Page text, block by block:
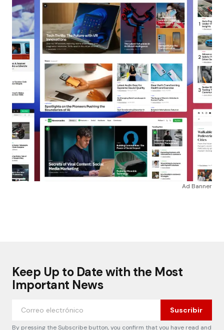
Ad Banner
Keep Up to Date with the Most
Important News
Suscribir
By pressing the Subscribe button, you confirm that you have read and